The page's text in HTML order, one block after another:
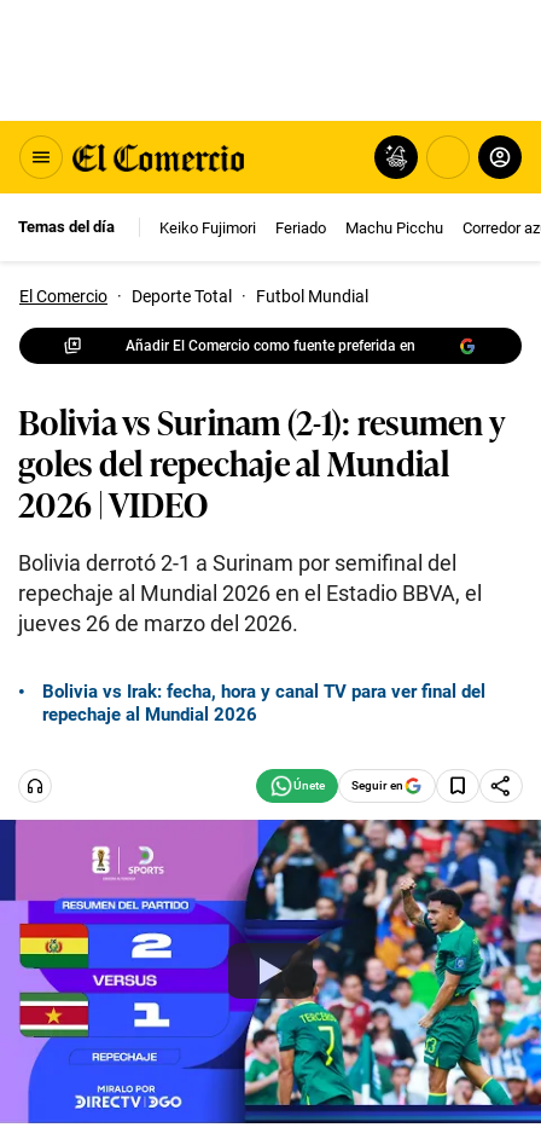
Temas del día Keiko Fujimori Feriado Machu Picchu Corredor
El Comercio · Deporte Total · Futbol Mundial
Añadir El Comercio como fuente preferida en
Bolivia vs Surinam (2-1): resumen y
goles del repechaje al Mundial
2026 | VIDEO
Bolivia derrotó 2-1 a Surinam por semifinal del
repechaje al Mundial 2026 en el Estadio BBVA, el
jueves 26 de marzo del 2026.
Bolivia vs Irak: fecha, hora y canal TV para ver final del
repechaje al Mundial 2026
Seguir en